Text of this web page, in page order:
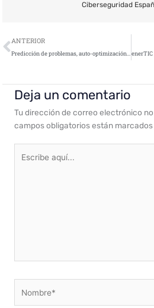
Ciberseguridad
Ant
ANTERIOR
Predicción de problemas, auto-optimización y tecnología móvil, el futuro de los edificios inteligentes
Deja un comentario
Tu dirección de correo electrónico
campos obligatorios están
aquí...